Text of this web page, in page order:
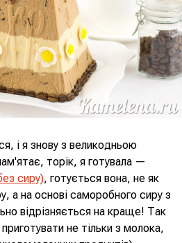
і я знову з великодньою
торік, я готувала —
сиру), готується вона, не як
а на основі саморобного сиру з
відрізняється на краще! Так
не тільки з молока,